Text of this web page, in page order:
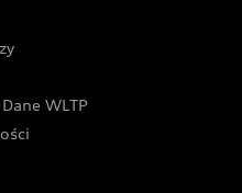
Audi
w Warszawie
Dane WLTP